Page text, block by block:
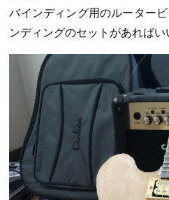
バインディング用のルーター
ンディングのセットがあればい